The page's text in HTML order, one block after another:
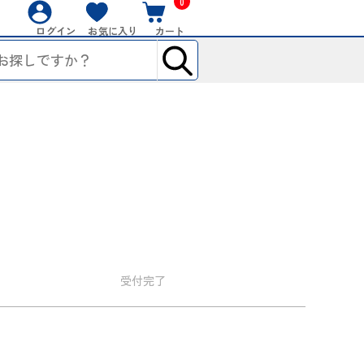
ログイン お気に入り カート
受付完了